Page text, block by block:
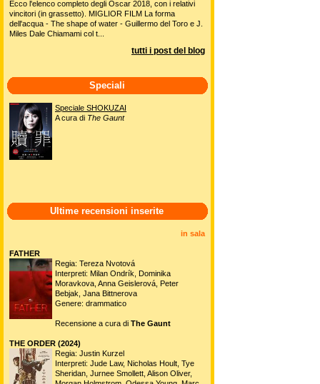
Ecco l'elenco completo degli Oscar 2018, con i relativi
vincitori (in grassetto). MIGLIOR FILM La forma
dell'acqua - The shape of water - Guillermo del Toro e J.
Miles Dale Chiamami col t...
tutti i post del blog
Speciali
Speciale SHOKUZAI
A cura di The Gaunt
Ultime recensioni inserite
in sala
FATHER
Regia: Tereza Nvotová
Interpreti: Milan Ondrík, Dominika
Moravkova, Anna Geislerová, Peter
Bebjak, Jana Bittnerova
Genere: drammatico
Recensione a cura di The Gaunt
THE ORDER (2024)
Regia: Justin Kurzel
Interpreti: Jude Law, Nicholas Hoult, Tye
Sheridan, Jurnee Smollett, Alison Oliver,